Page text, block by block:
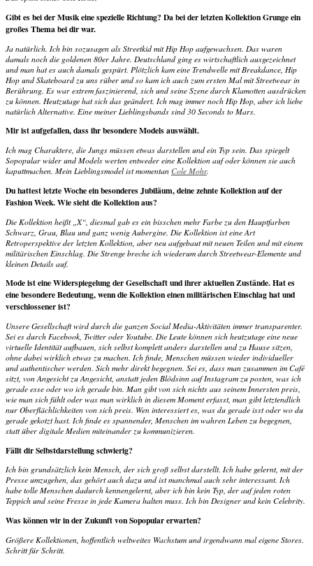
Gibt es bei der Musik eine spezielle Richtung? Da bei der letzten Kollektion Grunge ein
großes Thema bei dir war.
Ja natürlich. Ich bin sozusagen als Streetkid mit Hip Hop aufgewachsen. Das waren
damals noch die goldenen 80er Jahre. Deutschland ging es wirtschaftlich ausgezeichnet
und man hat es auch damals gespürt. Plötzlich kam eine Trendwelle mit Breakdance, Hip
Hop und Skateboard zu uns rüber und so kam ich auch zum ersten Mal mit Streetwear in
Berührung. Es war extrem faszinierend, sich und seine Szene durch Klamotten ausdrücken
zu können. Heutzutage hat sich das geändert. Ich mag immer noch Hip Hop, aber ich liebe
natürlich Alternative. Eine meiner Lieblingsbands sind 30 Seconds to Mars.
Mir ist aufgefallen, dass ihr besondere Models auswählt.
Ich mag Charaktere, die Jungs müssen etwas darstellen und ein Typ sein. Das spiegelt
Sopopular wider und Models werten entweder eine Kollektion auf oder können sie auch
kaputtmachen. Mein Lieblingsmodel ist momentan Cole Mohr.
Du hattest letzte Woche ein besonderes Jubiläum, deine zehnte Kollektion auf der
Fashion Week. Wie sieht die Kollektion aus?
Die Kollektion heißt „X“, diesmal gab es ein bisschen mehr Farbe zu den Hauptfarben
Schwarz, Grau, Blau und ganz wenig Aubergine. Die Kollektion ist eine Art
Retroperspektive der letzten Kollektion, aber neu aufgebaut mit neuen Teilen und mit einem
militärischen Einschlag. Die Strenge breche ich wiederum durch Streetwear-Elemente und
kleinen Details auf.
Mode ist eine Widerspiegelung der Gesellschaft und ihrer aktuellen Zustände. Hat es
eine besondere Bedeutung, wenn die Kollektion einen militärischen Einschlag hat und
verschlossener ist?
Unsere Gesellschaft wird durch die ganzen Social Media-Aktivitäten immer transparenter.
Sei es durch Facebook, Twitter oder Youtube. Die Leute können sich heutzutage eine neue
virtuelle Identität aufbauen, sich selbst komplett anders darstellen und zu Hause sitzen,
ohne dabei wirklich etwas zu machen. Ich finde, Menschen müssen wieder individueller
und authentischer werden. Sich mehr direkt begegnen. Sei es, dass man zusammen im Café
sitzt, von Angesicht zu Angesicht, anstatt jeden Blödsinn auf Instagram zu posten, was ich
gerade esse oder wo ich gerade bin. Man gibt von sich nichts aus seinem Innersten preis,
wie man sich fühlt oder was man wirklich in diesem Moment erfasst, man gibt letztendlich
nur Oberflächlichkeiten von sich preis. Wen interessiert es, was du gerade isst oder wo du
gerade gekotzt hast. Ich finde es spannender, Menschen im wahren Leben zu begegnen,
statt über digitale Medien miteinander zu kommunizieren.
Fällt dir Selbstdarstellung schwierig?
Ich bin grundsätzlich kein Mensch, der sich groß selbst darstellt. Ich habe gelernt, mit der
Presse umzugehen, das gehört auch dazu und ist manchmal auch sehr interessant. Ich
habe tolle Menschen dadurch kennengelernt, aber ich bin kein Typ, der auf jeden roten
Teppich und seine Fresse in jede Kamera halten muss. Ich bin Designer und kein Celebrity.
Was können wir in der Zukunft von Sopopular erwarten?
Größere Kollektionen, hoffentlich weltweites Wachstum und irgendwann mal eigene Stores.
Schritt für Schritt.